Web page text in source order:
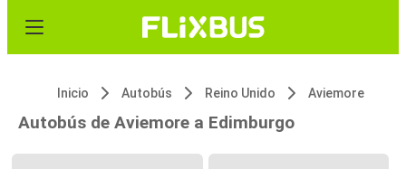
Inicio Autobús Reino Unido Aviemore
Autobús de Aviemore a Edimburgo